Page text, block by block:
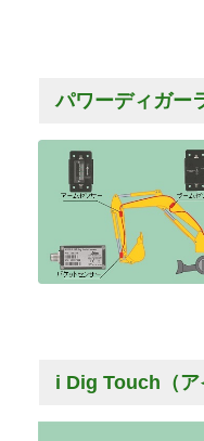
パワーディガー
i Dig Touch（ア